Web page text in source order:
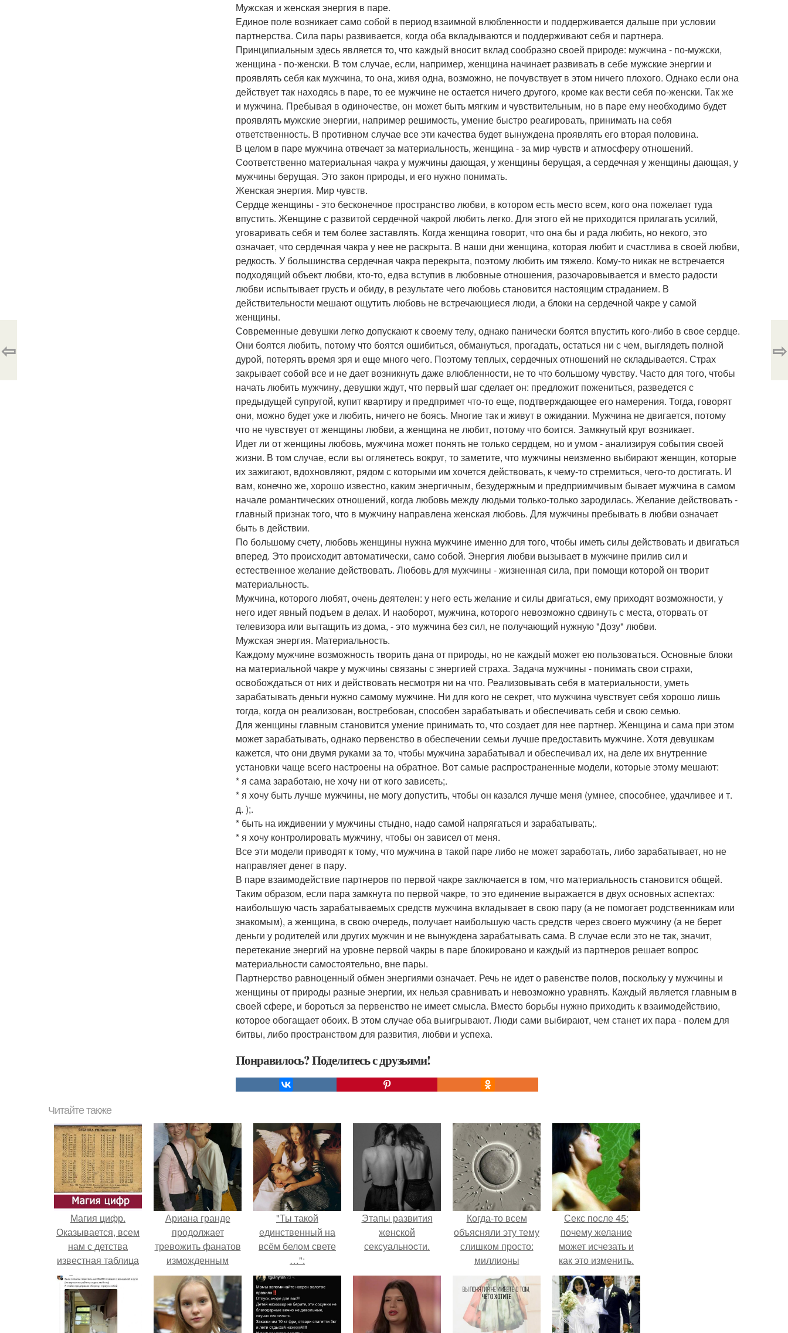
Мужская и женская энергия в паре.
Единое поле возникает само собой в период взаимной влюбленности и поддерживается дальше при условии
партнерства. Сила пары развивается, когда оба вкладываются и поддерживают себя и партнера.
Принципиальным здесь является то, что каждый вносит вклад сообразно своей природе: мужчина - по-мужски,
женщина - по-женски. В том случае, если, например, женщина начинает развивать в себе мужские энергии и
проявлять себя как мужчина, то она, живя одна, возможно, не почувствует в этом ничего плохого. Однако если она
действует так находясь в паре, то ее мужчине не остается ничего другого, кроме как вести себя по-женски. Так же
и мужчина. Пребывая в одиночестве, он может быть мягким и чувствительным, но в паре ему необходимо будет
проявлять мужские энергии, например решимость, умение быстро реагировать, принимать на себя
ответственность. В противном случае все эти качества будет вынуждена проявлять его вторая половина.
В целом в паре мужчина отвечает за материальность, женщина - за мир чувств и атмосферу отношений.
Соответственно материальная чакра у мужчины дающая, у женщины берущая, а сердечная у женщины дающая, у
мужчины берущая. Это закон природы, и его нужно понимать.
Женская энергия. Мир чувств.
Сердце женщины - это бесконечное пространство любви, в котором есть место всем, кого она пожелает туда
впустить. Женщине с развитой сердечной чакрой любить легко. Для этого ей не приходится прилагать усилий,
уговаривать себя и тем более заставлять. Когда женщина говорит, что она бы и рада любить, но некого, это
означает, что сердечная чакра у нее не раскрыта. В наши дни женщина, которая любит и счастлива в своей любви,
редкость. У большинства сердечная чакра перекрыта, поэтому любить им тяжело. Кому-то никак не встречается
подходящий объект любви, кто-то, едва вступив в любовные отношения, разочаровывается и вместо радости
любви испытывает грусть и обиду, в результате чего любовь становится настоящим страданием. В
действительности мешают ощутить любовь не встречающиеся люди, а блоки на сердечной чакре у самой
женщины.
Современные девушки легко допускают к своему телу, однако панически боятся впустить кого-либо в свое сердце.
Они боятся любить, потому что боятся ошибиться, обмануться, прогадать, остаться ни с чем, выглядеть полной
дурой, потерять время зря и еще много чего. Поэтому теплых, сердечных отношений не складывается. Страх
закрывает собой все и не дает возникнуть даже влюбленности, не то что большому чувству. Часто для того, чтобы
начать любить мужчину, девушки ждут, что первый шаг сделает он: предложит пожениться, разведется с
предыдущей супругой, купит квартиру и предпримет что-то еще, подтверждающее его намерения. Тогда, говорят
они, можно будет уже и любить, ничего не боясь. Многие так и живут в ожидании. Мужчина не двигается, потому
что не чувствует от женщины любви, а женщина не любит, потому что боится. Замкнутый круг возникает.
Идет ли от женщины любовь, мужчина может понять не только сердцем, но и умом - анализируя события своей
жизни. В том случае, если вы оглянетесь вокруг, то заметите, что мужчины неизменно выбирают женщин, которые
их зажигают, вдохновляют, рядом с которыми им хочется действовать, к чему-то стремиться, чего-то достигать. И
вам, конечно же, хорошо известно, каким энергичным, безудержным и предприимчивым бывает мужчина в самом
начале романтических отношений, когда любовь между людьми только-только зародилась. Желание действовать -
главный признак того, что в мужчину направлена женская любовь. Для мужчины пребывать в любви означает
быть в действии.
По большому счету, любовь женщины нужна мужчине именно для того, чтобы иметь силы действовать и двигаться
вперед. Это происходит автоматически, само собой. Энергия любви вызывает в мужчине прилив сил и
естественное желание действовать. Любовь для мужчины - жизненная сила, при помощи которой он творит
материальность.
Мужчина, которого любят, очень деятелен: у него есть желание и силы двигаться, ему приходят возможности, у
него идет явный подъем в делах. И наоборот, мужчина, которого невозможно сдвинуть с места, оторвать от
телевизора или вытащить из дома, - это мужчина без сил, не получающий нужную "Дозу" любви.
Мужская энергия. Материальность.
Каждому мужчине возможность творить дана от природы, но не каждый может ею пользоваться. Основные блоки
на материальной чакре у мужчины связаны с энергией страха. Задача мужчины - понимать свои страхи,
освобождаться от них и действовать несмотря ни на что. Реализовывать себя в материальности, уметь
зарабатывать деньги нужно самому мужчине. Ни для кого не секрет, что мужчина чувствует себя хорошо лишь
тогда, когда он реализован, востребован, способен зарабатывать и обеспечивать себя и свою семью.
Для женщины главным становится умение принимать то, что создает для нее партнер. Женщина и сама при этом
может зарабатывать, однако первенство в обеспечении семьи лучше предоставить мужчине. Хотя девушкам
кажется, что они двумя руками за то, чтобы мужчина зарабатывал и обеспечивал их, на деле их внутренние
установки чаще всего настроены на обратное. Вот самые распространенные модели, которые этому мешают:
* я сама заработаю, не хочу ни от кого зависеть;.
* я хочу быть лучше мужчины, не могу допустить, чтобы он казался лучше меня (умнее, способнее, удачливее и т.
д. );.
* быть на иждивении у мужчины стыдно, надо самой напрягаться и зарабатывать;.
* я хочу контролировать мужчину, чтобы он зависел от меня.
Все эти модели приводят к тому, что мужчина в такой паре либо не может заработать, либо зарабатывает, но не
направляет денег в пару.
В паре взаимодействие партнеров по первой чакре заключается в том, что материальность становится общей.
Таким образом, если пара замкнута по первой чакре, то это единение выражается в двух основных аспектах:
наибольшую часть зарабатываемых средств мужчина вкладывает в свою пару (а не помогает родственникам или
знакомым), а женщина, в свою очередь, получает наибольшую часть средств через своего мужчину (а не берет
деньги у родителей или других мужчин и не вынуждена зарабатывать сама. В случае если это не так, значит,
перетекание энергий на уровне первой чакры в паре блокировано и каждый из партнеров решает вопрос
материальности самостоятельно, вне пары.
Партнерство равноценный обмен энергиями означает. Речь не идет о равенстве полов, поскольку у мужчины и
женщины от природы разные энергии, их нельзя сравнивать и невозможно уравнять. Каждый является главным в
своей сфере, и бороться за первенство не имеет смысла. Вместо борьбы нужно приходить к взаимодействию,
которое обогащает обоих. В этом случае оба выигрывают. Люди сами выбирают, чем станет их пара - полем для
битвы, либо пространством для развития, любви и успеха.
Понравилось? Поделитесь с друзьями!
⇦ ⇨
Читайте также
Магия цифр.
Оказывается, всем
нам с детства
известная таблица
умножения несет в
себе и мистические
характеристики,
которые сводятся к
Ариана гранде
продолжает
тревожить фанатов
изможденным
Видом.
"Ты такой
единственный на
всём белом свете
…":
Этапы развития
жeнской
сексуальнocти.
Когда-то всем
объясняли эту тему
слишком просто:
миллионы
сперматозоидов
бегут к цели, а
побеждает самый
быстрый.
Секс после 45:
почему желание
может исчезать и
как это изменить.